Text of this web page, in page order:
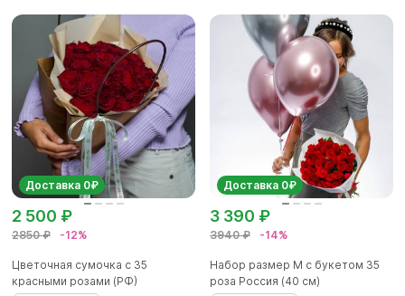
Доставка 0₽
2850 ₽ -12%
2 500 ₽
Цветочная сумочка с 35
красными розами (РФ)
Доставка 0₽
3940 ₽ -14%
3 390 ₽
Набор размер М с букетом 35
роза Россия (40 см)